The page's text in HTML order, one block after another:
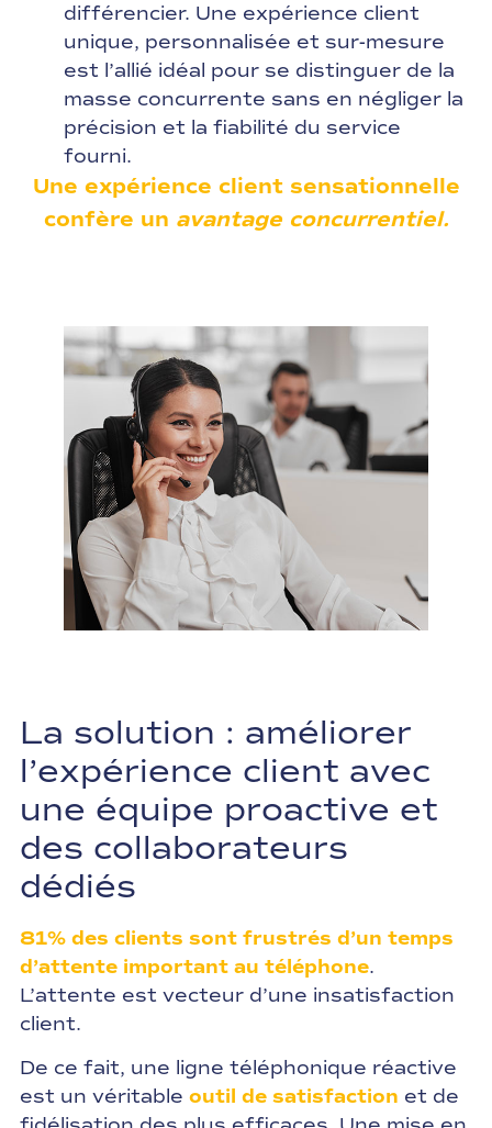
différencier. Une expérience client
unique, personnalisée et sur-mesure
est l’allié idéal pour se distinguer de la
masse concurrente sans en négliger la
précision et la fiabilité du service
fourni.
Une expérience client sensationnelle
confère un avantage concurrentiel.
La solution : améliorer
l’expérience client avec
une équipe proactive et
des collaborateurs
dédiés
81% des clients sont frustrés d’un temps
d’attente important au téléphone.
L’attente est vecteur d’une insatisfaction
client.
De ce fait, une ligne téléphonique réactive
est un véritable outil de satisfaction et de